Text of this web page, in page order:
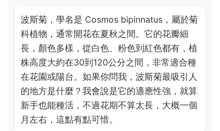
波斯菊，學名是 Cosmos bipinnatus，屬於菊
科植物，通常開花在夏秋之間。它的花瓣細
長，顏色多樣，從白色、粉色到紅色都有，植
株高度大約在30到120公分之間，非常適合種
在花園或陽台。如果你問我，波斯菊最吸引人
的地方是什麼？我會說是它的適應性強，就算
新手也能種活，不過花期不算太長，大概一個
月左右，這點有點可惜。